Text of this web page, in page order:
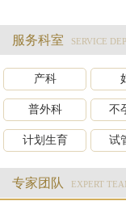
服务科室 SERVICE
产科
普外科 不
计划生育 试
专家团队 EXPERT